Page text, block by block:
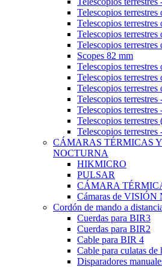
Telescopios
Telescopios
Telescopios
Telescopios
Scopes 82 mm
Telescopios
Telescopios
Telescopios
Telescopios
Telescopios terrestres
Telescopios terrestres
Telescopios
CÁMARAS TÉRMICAS
NOCTURNA
HIKMICRO
PULSAR
CÁMARA
Cámaras de
Cordón de mando a
Cuerdas para BIR3
Cuerdas para BIR2
Cable para BIR 4
Cable para culatas de
Disparadores